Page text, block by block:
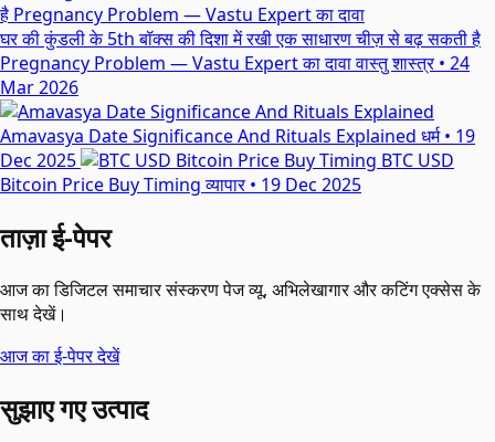
घर की कुंडली के 5th बॉक्स की दिशा में रखी एक साधारण चीज़ से बढ़ सकती है
Pregnancy Problem — Vastu Expert का दावावास्तु शास्त्र • 24
Mar 2026
Amavasya Date Significance And Rituals Explained धर्म • 19
Dec 2025
BTC USD
Bitcoin Price Buy Timing व्यापार • 19 Dec 2025
ताज़ा ई-पेपर
आज का डिजिटल समाचार संस्करण पेज व्यू, अभिलेखागार और कटिंग एक्सेस के
साथ देखें।
आज का ई-पेपर देखें
सुझाए गए उत्पाद